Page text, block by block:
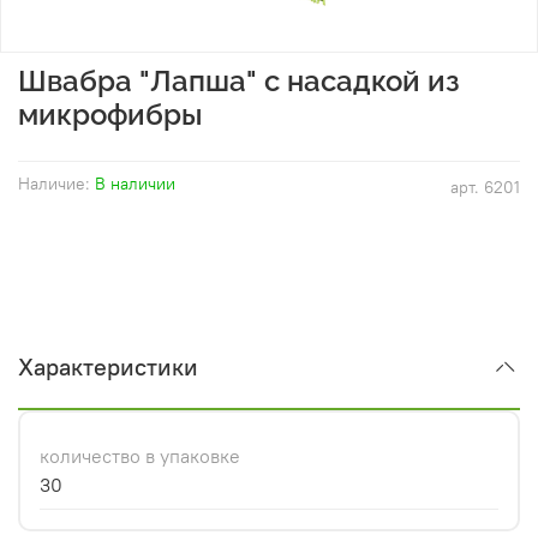
арт. 6201
Наличие: В наличии
Швабра "Лапша" с насадкой из
микрофибры
Характеристики
количество в упаковке
30